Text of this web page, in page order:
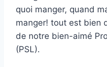
quoi manger, quand
manger! tout est bien
de notre bien-aimé
(PSL).